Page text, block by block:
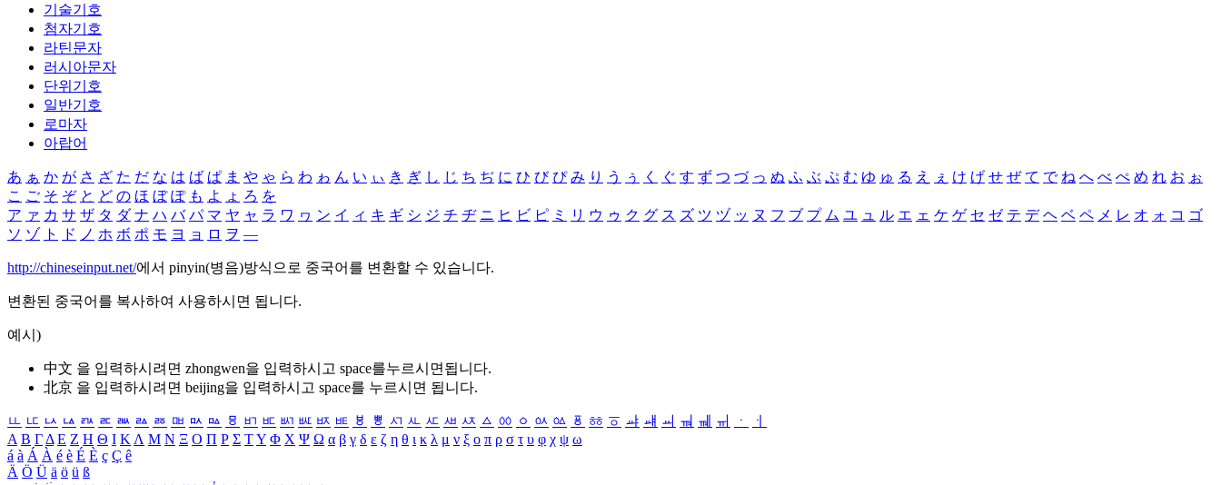
기술기호
첨자기호
라틴문자
러시아문자
단위기호
일반기호
로마자
아랍어
あ ぁ か が さ ざ た だ な は ば ぱ ま や ゃ ら わ ゎ ん い ぃ き ぎ し じ ち ぢ に ひ び ぴ み り う ぅ く ぐ す ず つ づ っ ぬ ふ ぶ ぷ む ゆ ゅ る え ぇ け げ せ ぜ て で ね へ べ ぺ め れ お ぉ
こ ご そ ぞ と ど の ほ ぼ ぽ も よ ょ ろ を
ア ァ カ サ ザ タ ダ ナ ハ バ パ マ ヤ ャ ラ ワ ヮ ン イ ィ キ ギ シ ジ チ ヂ ニ ヒ ビ ピ ミ リ ウ ゥ ク グ ス ズ ツ ヅ ッ ヌ フ ブ プ ム ユ ュ ル エ ェ ケ ゲ セ ゼ テ デ ヘ ベ ペ メ レ オ ォ コ ゴ
ソ ゾ ト ド ノ ホ ボ ポ モ ヨ ョ ロ ヲ ―
http://chineseinput.net/에서 pinyin(병음)방식으로 중국어를 변환할 수 있습니다.
변환된 중국어를 복사하여 사용하시면 됩니다.
예시)
中文 을 입력하시려면 zhongwen을 입력하시고 space를누르시면됩니다.
北京 을 입력하시려면 beijing을 입력하시고 space를 누르시면 됩니다.
ㅥ ㅦ ㅧ ㅨ ㅩ ㅪ ㅫ ㅬ ㅭ ㅮ ㅯ ㅰ ㅱ ㅲ ㅳ ㅴ ㅵ ㅶ ㅷ ㅸ ㅹ ㅺ ㅻ ㅼ ㅽ ㅾ ㅿ ㆀ ㆁ ㆂ ㆃ ㆄ ㆅ ㆆ ㆇ ㆈ ㆉ ㆊ ㆋ ㆌ ㆍ
ㆎ
Α Β ΓΔ Ε Ζ Η Θ Ι ΚΛ Μ Ν Ξ Ο Π Ρ Σ ΤΥ Φ Χ Ψ Ω α β γ δ ε ζ η θ ι κ λ μ ν ξ ο π ρ σ τ υ φ χ ψ ω
á à Á À é è É È ç Ç ê
Ä Ö Ü ä ö ü ß